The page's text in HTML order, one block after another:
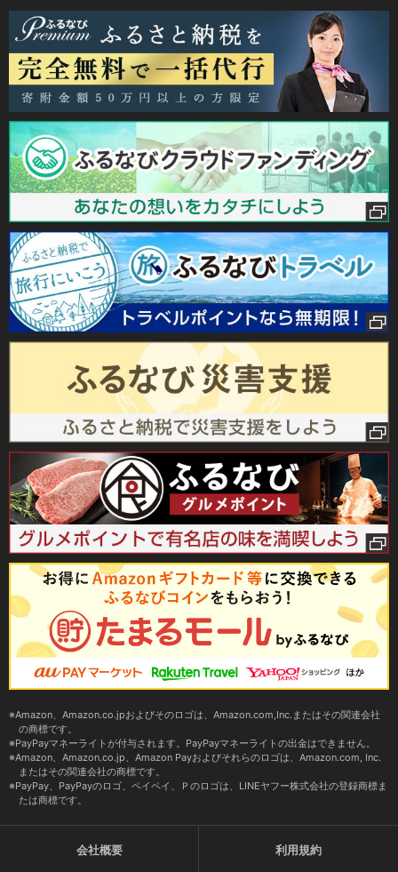
Amazon、Amazon.co.jpおよびそのロゴは、Amazon.com,Inc.またはその関連会社
の商標です。
PayPayマネーライトが付与されます。PayPayマネーライトの出金はできません。
Amazon、Amazon.co.jp、Amazon Payおよびそれらのロゴは、Amazon.com, Inc.
またはその関連会社の商標です。
PayPay、PayPayのロゴ、ペイペイ、Ｐのロゴは、LINEヤフー株式会社の登録商標ま
たは商標です。
会社概要 利用規約